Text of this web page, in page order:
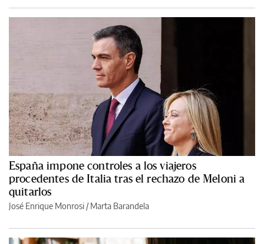
España impone controles a los viajeros
procedentes de Italia tras el rechazo de Meloni a
quitarlos
José Enrique Monrosi / Marta Barandela